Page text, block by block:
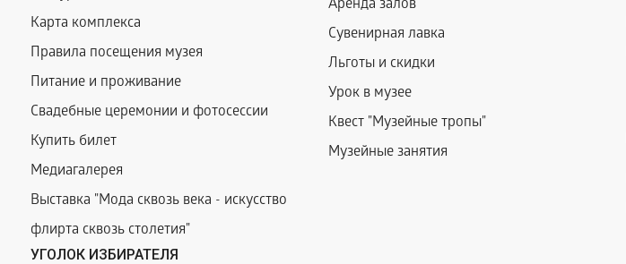
Карта комплекса
Правила посещения музея
Питание и проживание
Свадебные церемонии и фотосессии
Купить билет
Медиагалерея
Выставка "Мода сквозь века - искусство
флирта сквозь столетия"
Аренда залов
Сувенирная лавка
Льготы и скидки
Урок в музее
Квест "Музейные тропы"
Музейные занятия
УГОЛОК ИЗБИРАТЕЛЯ